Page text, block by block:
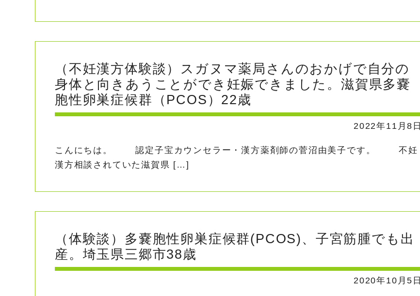
（不妊漢方体験談）スガヌマ薬局さんのおかげで自分の
身体と向きあうことができ妊娠できました。滋賀県多嚢
胞性卵巣症候群（PCOS）22歳
2022年11月8日
こんにちは。 認定子宝カウンセラー・漢方薬剤師の菅沼由美子です。 不妊
漢方相談されていた滋賀県 […]
（体験談）多嚢胞性卵巣症候群(PCOS)、子宮筋腫でも出
産。埼玉県三郷市38歳
2020年10月5日